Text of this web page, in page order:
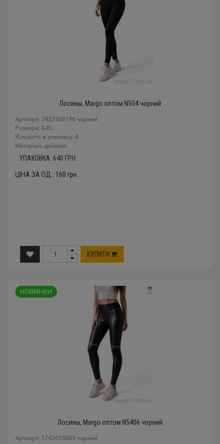
Лосины, Margo оптом N504 чорний
Артикул: 7432508196 чорний
Розміри: S-XL
Кількість в упаковці: 4
Mатеріал: дайвинг
УПАКОВКА: 640 ГРН.
ЦІНА ЗА ОД.: 160 грн.
КУПИТИ
Лосины, Margo оптом N5406 чорний
Артикул: 1742635809 чорний